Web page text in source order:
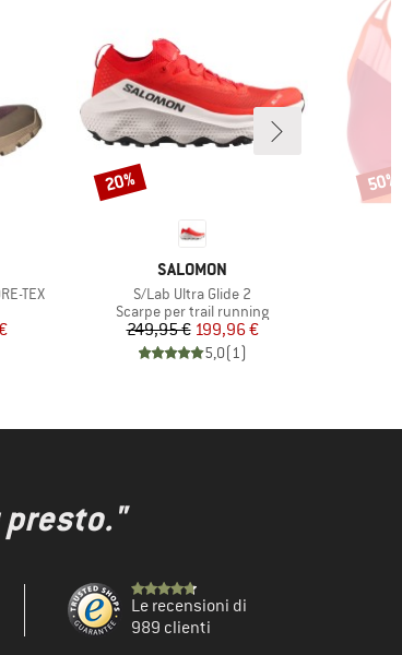
TEX
MARCHIO
SALOMON
Articolo
S/Lab Ultra Glide 2
Gruppo di prodotti
Scarpe per trail running
Prezzo
249,95 €Prezzo ridotto
199,96 €
5,0(1)
Sconto
20% 50%
presto."
Le recensioni di
989 clienti